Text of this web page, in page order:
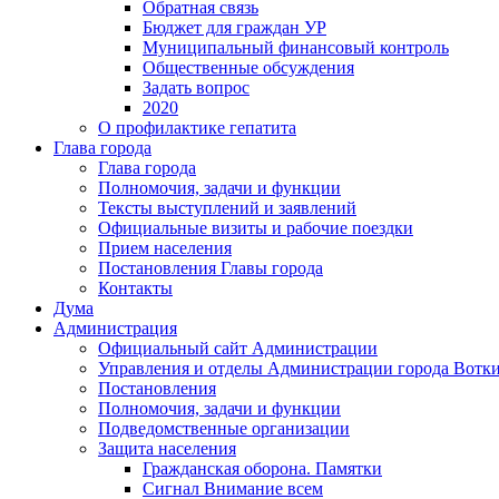
Обратная связь
Бюджет для граждан УР
Муниципальный финансовый контроль
Общественные обсуждения
Задать вопрос
2020
О профилактике гепатита
Глава города
Глава города
Полномочия, задачи и функции
Тексты выступлений и заявлений
Официальные визиты и рабочие поездки
Прием населения
Постановления Главы города
Контакты
Дума
Администрация
Официальный сайт Администрации
Управления и отделы Администрации города
Постановления
Полномочия, задачи и функции
Подведомственные организации
Защита населения
Гражданская оборона. Памятки
Сигнал Внимание всем